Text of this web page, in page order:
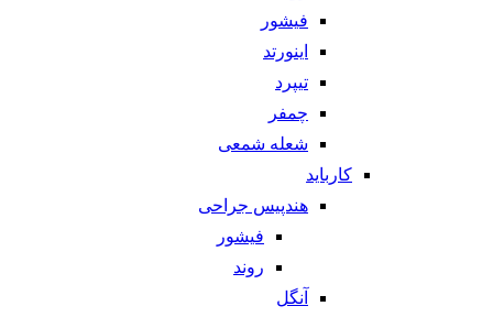
فیشور
اینورتد
تیپرد
چمفر
شعله شمعی
کارباید
هندپیس جراحی
فیشور
روند
آنگل